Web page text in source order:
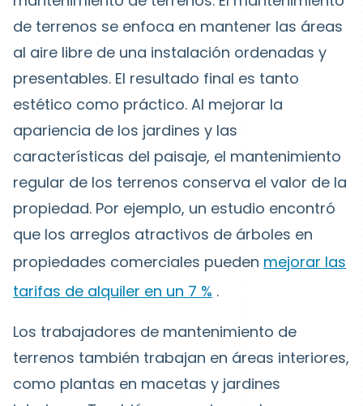
de terrenos se enfoca en mantener las áreas
al aire libre de una instalación ordenadas y
presentables. El resultado final es tanto
estético como práctico. Al mejorar la
apariencia de los jardines y las
características del paisaje, el mantenimiento
regular de los terrenos conserva el valor de la
propiedad. Por ejemplo, un estudio encontró
que los arreglos atractivos de árboles en
propiedades comerciales pueden mejorar las
tarifas de alquiler en un 7 % .
Los trabajadores de mantenimiento de
terrenos también trabajan en áreas interiores,
como plantas en macetas y jardines